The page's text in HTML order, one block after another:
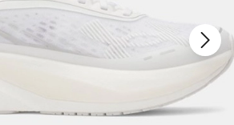
Giriş Yap
Üye Olmadan Devam Et
Giriş Sayfasına Dön
Zaten hesabın var mı? Giriş yap